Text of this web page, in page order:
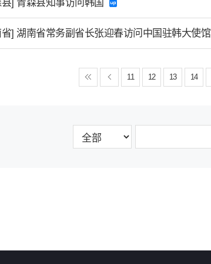
] 青森县知事访问韩国
] 湖南省常务副省长张迎春访问中国驻韩大使馆
11 12 13 14